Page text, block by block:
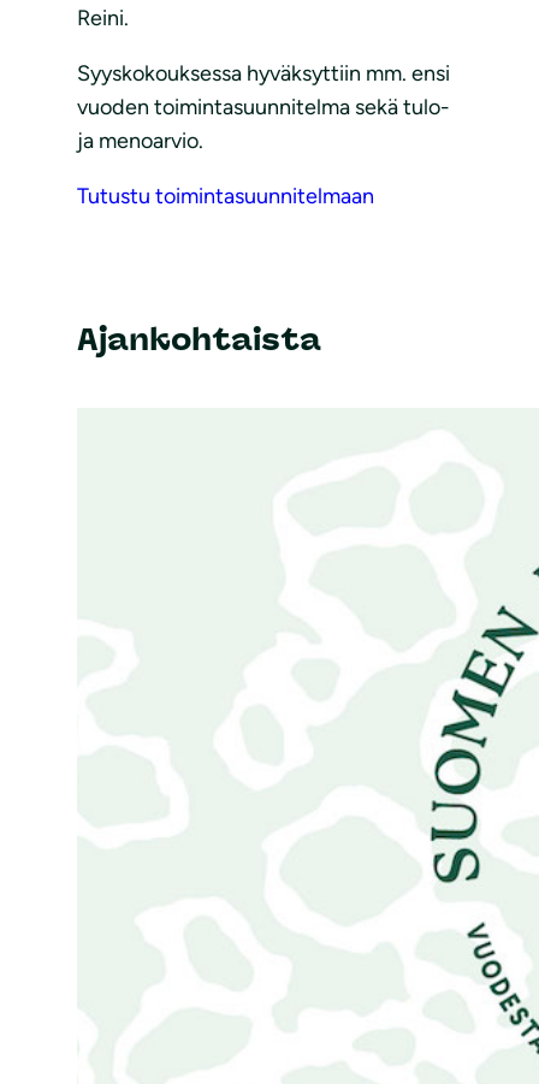
Reini.
Syyskokouksessa hyväksyttiin mm. ensi
vuoden toimintasuunnitelma sekä tulo-
ja menoarvio.
Tutustu toimintasuunnitelmaan
Ajankohtaista